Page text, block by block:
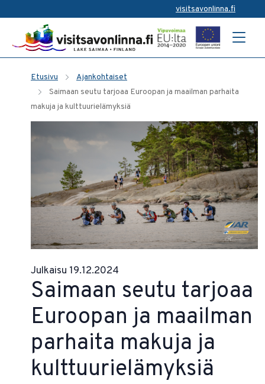
visitsavonlinna.fi
Etusivu
Ajankohtaiset
Saimaan seutu tarjoaa Euroopan ja maailman parhaita
makuja ja kulttuurielämyksiä
Julkaisu 19.12.2024
Saimaan seutu tarjoaa
Euroopan ja maailman
parhaita makuja ja
kulttuurielämyksiä